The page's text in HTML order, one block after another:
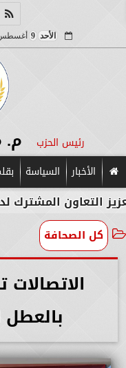
الأحد 9
رئيس الحزب م.
الأخبار السياسة
المشترك لدعم
كل الصحافة
بالعطل